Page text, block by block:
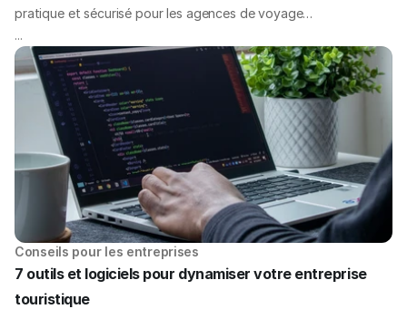
pratique et sécurisé pour les agences de voyage
en ligne (OTAs) de payer les entreprises
touristiques. Mais que faire si vous devez débiter
vos cartes virtuelles sans un appareil de point de
vente (POS) traditionnel ? Nous avons ce qu'il
vous faut avec quelques solutions de paiement
rapides pour relever ce défi de front.
...
Conseils pour les entreprises
7 outils et logiciels pour dynamiser votre entreprise
touristique